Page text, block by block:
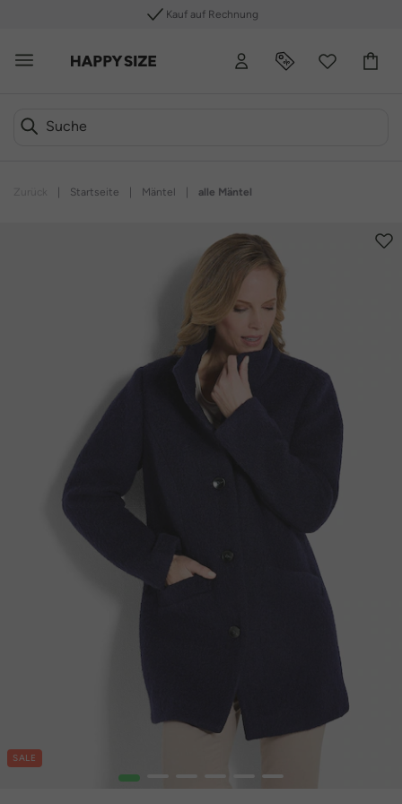
Startseite Mäntel alle Mäntel
SALE
1 6